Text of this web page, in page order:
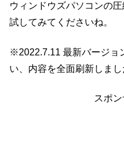
ウィンドウズパソコンの
試してみてくださいね。
※2022.7.11 最新バージョ
い、内容を全面刷新しまし
スポ